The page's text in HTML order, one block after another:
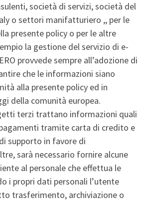
società di servizi, società del
o settori manifatturiero ,, per le
presente policy o per le altre
la gestione del servizio di e-
provvede sempre all’adozione di
che le informazioni siano
alla presente policy ed in
della comunità europea.
terzi trattano informazioni quali
tramite carta di credito e
supporto in favore di
sarà necessario fornire alcune
al personale che effettua le
i propri dati personali l’utente
trasferimento, archiviazione o